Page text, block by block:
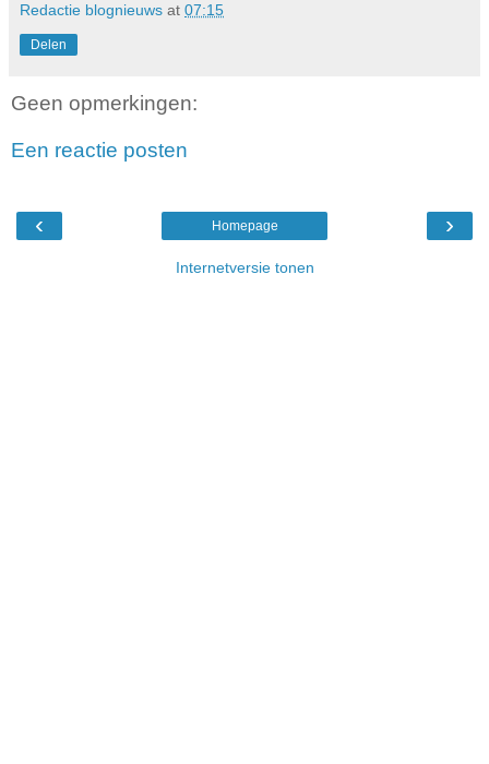
Redactie blognieuws at 07:15
Delen
Geen opmerkingen:
Een reactie posten
‹ ›
Homepage
Internetversie tonen